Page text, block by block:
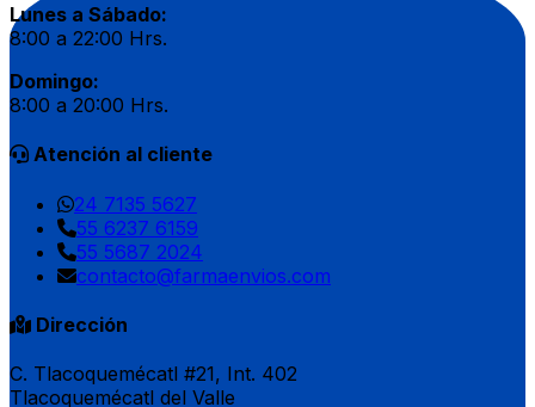
Lunes a Sábado:
8:00 a 22:00 Hrs.
Domingo:
8:00 a 20:00 Hrs.
Atención al cliente
24 7135 5627
55 6237 6159
55 5687 2024
contacto@farmaenvios.com
Dirección
C. Tlacoquemécatl #21, Int. 402
Tlacoquemécatl del Valle